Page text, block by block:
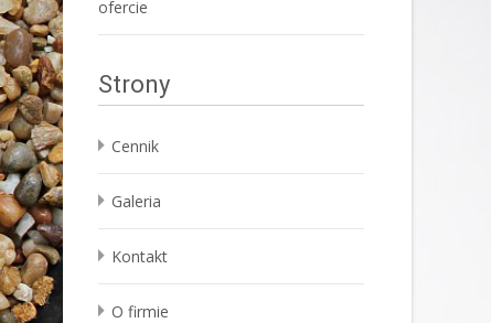
ofercie
Strony
Cennik
Galeria
Kontakt
O firmie